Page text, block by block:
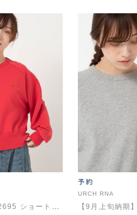
【9月上旬納期】M2695 ショート丈のドルマンプルオーバー
URCH RNA